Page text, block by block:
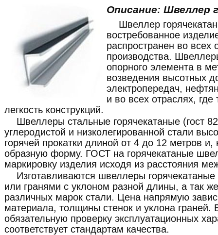
Описание: Швеллер
Швеллер
востребованное
распространен во всех
производства.
опорного элемента в
возведения высотных
электропередач,
и во всех отраслях, где
легкость конструкций.
Швеллеры стальные горячекатаные (гост
углеродистой и низколегированной стали
горячей прокатки длиной от 4 до 12 метров
образную форму. ГОСТ на горячекатаные
маркировку изделия исходя из расстояния
Изготавливаются швеллеры
или гранями с уклоном разной длины, а так
различных марок стали. Цена напрямую
материала, толщины стенок и уклона граней.
обязательную проверку эксплуатационных
соответствует стандартам качества.